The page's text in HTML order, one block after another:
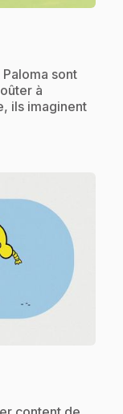
sont
à
ils imaginent